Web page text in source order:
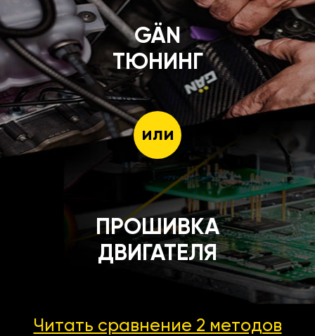
GÄN
ТЮНИНГ
или
ПРОШИВКА
ДВИГАТЕЛЯ
Читать сравнение 2 методов